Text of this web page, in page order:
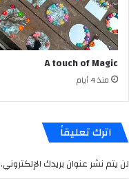
A touch of Magic
منذ 4 أيام
اترك تعليقاً
لن يتم نشر عنوان بريدك الإلكتروني.